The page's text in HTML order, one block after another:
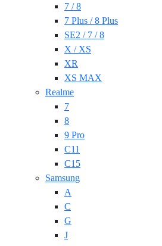
7 / 8
7 Plus / 8 Plus
SE2 / 7 / 8
X / XS
XR
XS MAX
Realme
7
8
9 Pro
C11
C15
Samsung
A
C
G
J